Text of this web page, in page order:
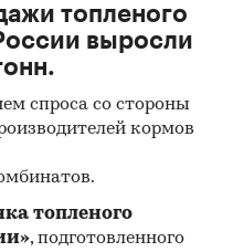
топленого
выросли
спроса со стороны
кормов
топленого
, подготовленного